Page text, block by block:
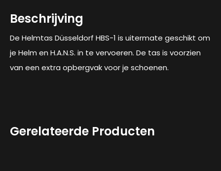
Beschrijving
De Helmtas Düsseldorf HBS-1 is uitermate geschikt om
je Helm en H.A.N.S. in te vervoeren. De tas is voorzien
van een extra opbergvak voor je schoenen.
Gerelateerde Producten